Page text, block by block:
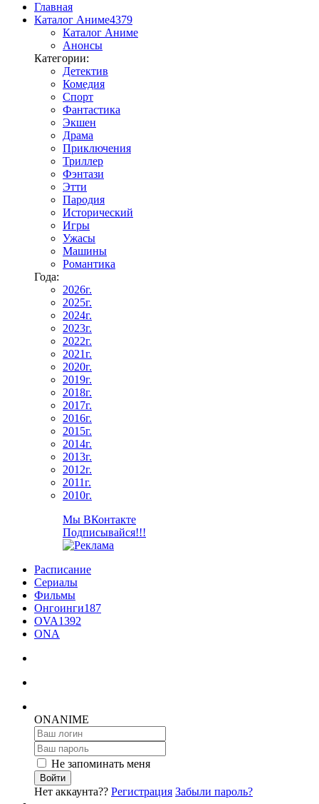
Главная
Каталог Аниме4379
Каталог Аниме
Анонсы
Категории:
Детектив
Комедия
Спорт
Фантастика
Экшен
Драма
Приключения
Триллер
Фэнтази
Этти
Пародия
Исторический
Игры
Ужасы
Машины
Романтика
Года:
2026г.
2025г.
2024г.
2023г.
2022г.
2021г.
2020г.
2019г.
2018г.
2017г.
2016г.
2015г.
2014г.
2013г.
2012г.
2011г.
2010г.
Мы ВКонтакте
Подписывайся!!!
Расписание
Сериалы
Фильмы
Онгоинги187
OVA1392
ONA
ONANIME
Не запоминать меня
Войти
Нет аккаунта?? Регистрация Забыли пароль?